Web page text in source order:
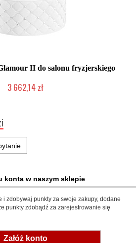
II do salonu fryzjerskiego
3 662,14 zł
konta w naszym sklepie
i zdobywaj punkty za swoje zakupy, dodane
punkty zdobądź za zarejestrowanie się
Załóż konto